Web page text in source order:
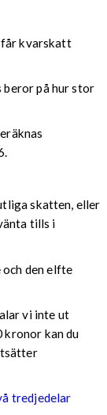
kvarskatt
beror på hur stor
skatten, eller
tills i
den elfte
vi inte ut
kronor kan du
tredjedelar